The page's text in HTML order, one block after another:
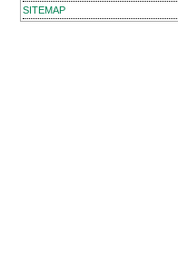
SITEMAP